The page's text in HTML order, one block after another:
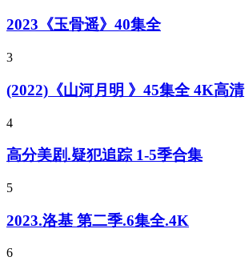
2023《玉骨遥》40集全
3
(2022)《山河月明 》45集全 4K高清
4
高分美剧.疑犯追踪 1-5季合集
5
2023.洛基 第二季.6集全.4K
6